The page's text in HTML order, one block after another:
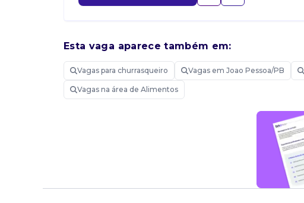
Esta vaga aparece também em:
Vagas para churrasqueiro Vagas em Joao Pessoa/PB
Vagas na área de Alimentos